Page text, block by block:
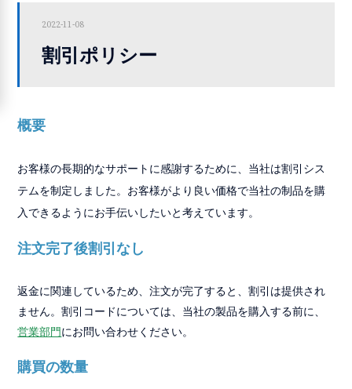
2022-11-08
割引ポリシー
概要
お客様の長期的なサポートに感謝するために、当社は割引シス
テムを制定しました。お客様がより良い価格で当社の制品を購
入できるようにお手伝いしたいと考えています。
注文完了後割引なし
返金に関連しているため、注文が完了すると、割引は提供され
ません。割引コードについては、当社の製品を購入する前に、
営業部門にお問い合わせください。
購買の数量